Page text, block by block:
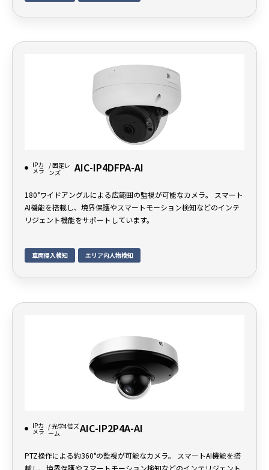
IPカ
メラ
/ 固定レ
ンズ
AIC-IP4DFPA-AI
180°ワイドアングルによる広範囲の監視が可能なカメラ。 スマート
AI機能を搭載し、境界保護やスマートモーション検知などのインテ
リジェント機能をサポートしています。
車両侵入検知 エリア内人物検知
IPカ
メラ
/ 光学4倍ズ
ーム
AIC-IP2P4A-AI
PTZ操作による約360°の監視が可能なカメラ。 スマートAI機能を搭
載し、境界保護やスマートモーション検知などのインテリジェント